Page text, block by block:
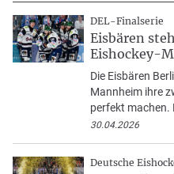
DEL-Finalserie
Eisbären
Eishockey-
Die Eisbären
Mannheim ihre
perfekt machen.
30.04.2026
Deutsche